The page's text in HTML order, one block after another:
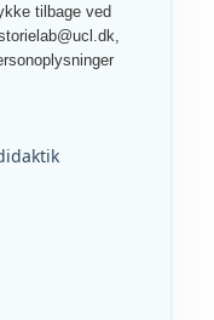
tilbage ved